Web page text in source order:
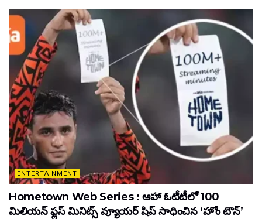
ENTERTAINMENT
Hometown Web Series : ఆహా ఓటీటీలో 100
మిలియన్ ఫ్లస్ మినిట్స్ వ్యూయర్ షిప్ సాధించిన ‘హోం టౌన్’